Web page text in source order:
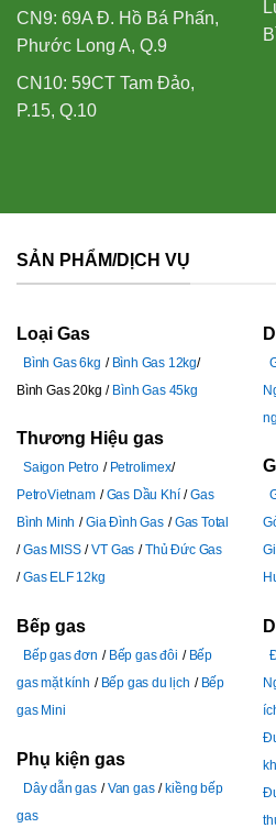
CN9: 69A Đ. Hồ Bá Phấn,
Phước Long A, Q.9
CN10: 59CT Tam Đảo,
P.15, Q.10
SẢN PHẨM/DỊCH VỤ
Loại Gas
Bình Gas 6kg
Bình Gas 12kg
Bình Gas 20kg
Bình Gas 45kg
Thương Hiệu gas
Saigon Petro
Petrolimex
PetroVietnam
Gas Dầu Khí
Gas
Bình Minh
Gia Đình Gas
Gas Total
Gas MISS
VT Gas
Thủ Đức Gas
Gas ELF 12kg
Bếp gas
Bếp gas đơn Bếp gas đôi
Bếp
gas mặt kính
Bếp gas du lịch
Bếp
gas Mini
Phụ kiện gas
Dây dẫn gas Van gas
kiềng bếp
gas